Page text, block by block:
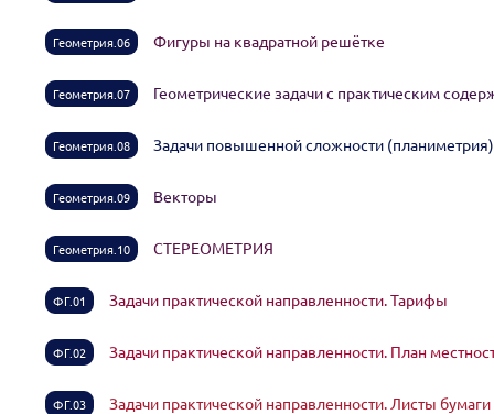
Геометрия.06 Фигуры на квадратной решётке
Геометрия.07 Геометрические задачи с практическим
Геометрия.08 Задачи повышенной сложности
Геометрия.09 Векторы
Геометрия.10 СТЕРЕОМЕТРИЯ
ФГ.01 Задачи практической направленности. Тарифы
ФГ.02 Задачи практической направленности. План
ФГ.03 Задачи практической направленности. Листы